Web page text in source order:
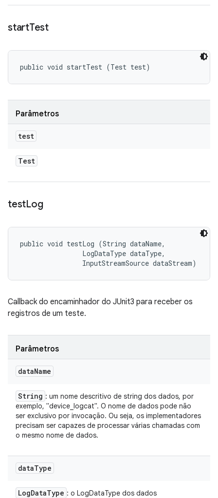
startTest
public void startTest (Test test)
Parâmetros
test
Test
testLog
public void testLog (String dataName,
                LogDataType dataType,
                InputStreamSource dataStream)
Callback do encaminhador do JUnit3 para receber os
registros de um teste.
Parâmetros
dataName
String : um nome descritivo de string dos dados, por
exemplo, "device_logcat". O nome de dados pode não
ser exclusivo por invocação. Ou seja, os implementadores
precisam ser capazes de processar várias chamadas com
o mesmo nome de dados.
dataType
LogDataType : o LogDataType dos dados